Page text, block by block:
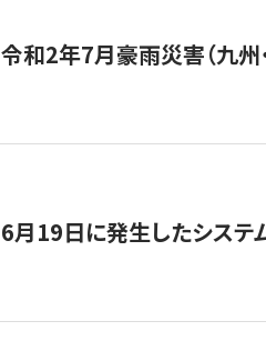
令和2年7月豪雨災害（九州
6月19日に発生したシステ